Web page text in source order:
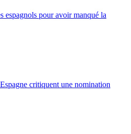
espagnols pour avoir manqué la
critiquent une nomination